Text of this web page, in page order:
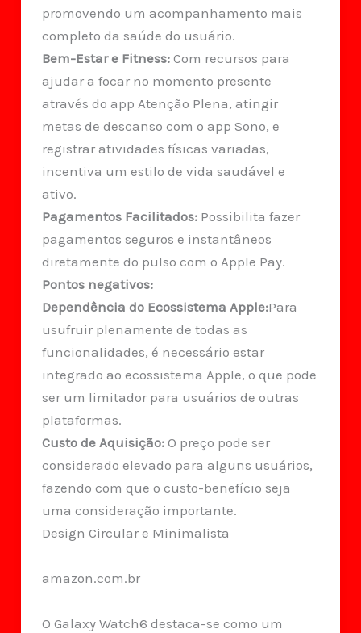
promovendo um acompanhamento mais
completo da saúde do usuário.
Bem-Estar e Fitness:Com recursos para
ajudar a focar no momento presente
através do app Atenção Plena, atingir
metas de descanso com o app Sono, e
registrar atividades físicas variadas,
incentiva um estilo de vida saudável e
ativo.
Pagamentos Facilitados:Possibilita fazer
pagamentos seguros e instantâneos
diretamente do pulso com o Apple Pay.
Pontos negativos:
Dependência do Ecossistema Apple:Para
usufruir plenamente de todas as
funcionalidades, é necessário estar
integrado ao ecossistema Apple, o que pode
ser um limitador para usuários de outras
plataformas.
Custo de Aquisição:O preço pode ser
considerado elevado para alguns usuários,
fazendo com que o custo-benefício seja
uma consideração importante.
Design Circular e Minimalista
amazon.com.br
O Galaxy Watch6 destaca-se como um